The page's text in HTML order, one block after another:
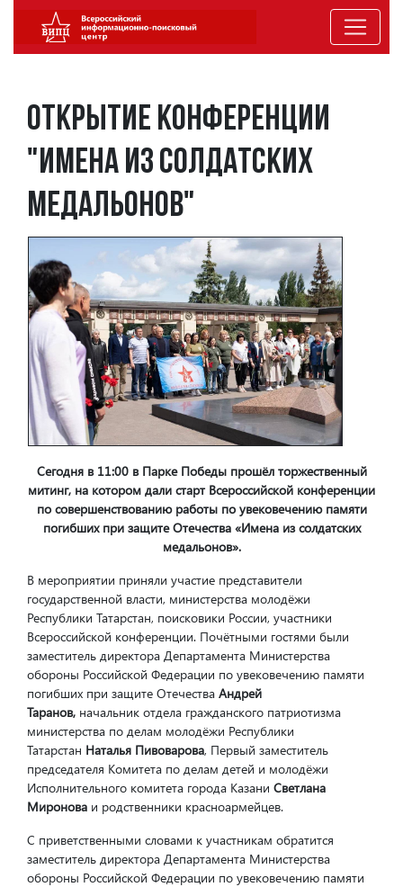
Открытие Конференции
"Имена из солдатских
медальонов"
Сегодня в 11:00 в Парке Победы прошёл торжественный
митинг, на котором дали старт Всероссийской конференции
по совершенствованию работы по увековечению памяти
погибших при защите Отечества «Имена из солдатских
медальонов».
В мероприятии приняли участие представители
государственной власти, министерства молодёжи
Республики Татарстан, поисковики России, участники
Всероссийской конференции. Почётными гостями были
заместитель директора Департамента Министерства
обороны Российской Федерации по увековечению памяти
погибших при защите Отечества Андрей
Таранов, начальник отдела гражданского патриотизма
министерства по делам молодёжи Республики
Татарстан Наталья Пивоварова, Первый заместитель
председателя Комитета по делам детей и молодёжи
Исполнительного комитета города Казани Светлана
Миронова и родственники красноармейцев.
С приветственными словами к участникам обратится
заместитель директора Департамента Министерства
обороны Российской Федерации по увековечению памяти